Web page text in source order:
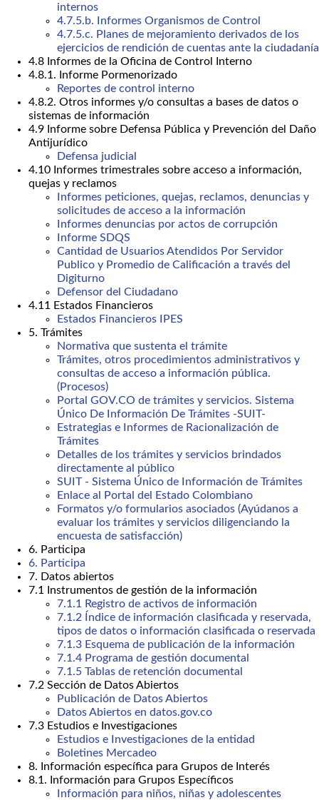
internos
4.7.5.b. Informes Organismos de Control
4.7.5.c. Planes de mejoramiento derivados de los
ejercicios de rendición de cuentas ante la ciudadanía
4.8 Informes de la Oficina de Control Interno
4.8.1. Informe Pormenorizado
Reportes de control interno
4.8.2. Otros informes y/o consultas a bases de datos o
sistemas de información
4.9 Informe sobre Defensa Pública y Prevención del Daño
Antijurídico
Defensa judicial
4.10 Informes trimestrales sobre acceso a información,
quejas y reclamos
Informes peticiones, quejas, reclamos, denuncias y
solicitudes de acceso a la información
Informes denuncias por actos de corrupción
Informe SDQS
Cantidad de Usuarios Atendidos Por Servidor
Publico y Promedio de Calificación a través del
Digiturno
Defensor del Ciudadano
4.11 Estados Financieros
Estados Financieros IPES
5. Trámites
Normativa que sustenta el trámite
Trámites, otros procedimientos administrativos y
consultas de acceso a información pública.
(Procesos)
Portal GOV.CO de trámites y servicios. Sistema
Único De Información De Trámites -SUIT-
Estrategias e Informes de Racionalización de
Trámites
Detalles de los trámites y servicios brindados
directamente al público
SUIT - Sistema Único de Información de Trámites
Enlace al Portal del Estado Colombiano
Formatos y/o formularios asociados (Ayúdanos a
evaluar los trámites y servicios diligenciando la
encuesta de satisfacción)
6. Participa
6. Participa
7. Datos abiertos
7.1 Instrumentos de gestión de la información
7.1.1 Registro de activos de información
7.1.2 Índice de información clasificada y reservada,
tipos de datos o información clasificada o reservada
7.1.3 Esquema de publicación de la información
7.1.4 Programa de gestión documental
7.1.5 Tablas de retención documental
7.2 Sección de Datos Abiertos
Publicación de Datos Abiertos
Datos Abiertos en datos.gov.co
7.3 Estudios e Investigaciones
Estudios e Investigaciones de la entidad
Boletines Mercadeo
8. Información específica para Grupos de Interés
8.1. Información para Grupos Específicos
Información para niños, niñas y adolescentes